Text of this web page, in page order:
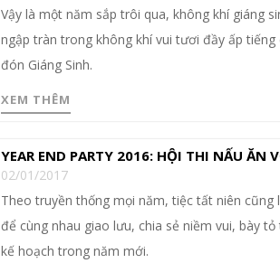
Vậy là một năm sắp trôi qua, không khí giáng
ngập tràn trong không khí vui tươi đầy ấp
đón Giáng Sinh.
XEM THÊM
YEAR END PARTY 2016: HỘI THI NẤU ĂN
02/01/2017
Theo truyền thống mọi năm, tiệc tất niên
để cùng nhau giao lưu, chia sẻ niềm vui, bày
kế hoạch trong năm mới.